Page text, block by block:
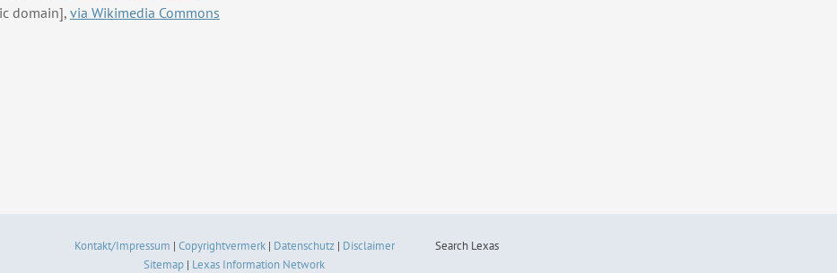
domain], via Wikimedia Commons
Kontakt/Impressum | Copyrightvermerk| Datenschutz | Disclaimer
Sitemap | Lexas Information Network
Search Lexas